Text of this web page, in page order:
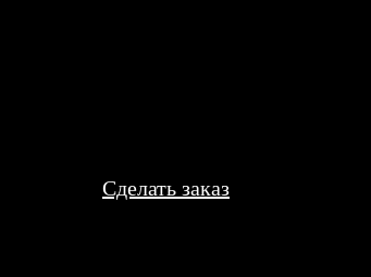
Сделать заказ